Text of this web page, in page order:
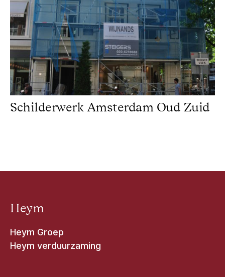
Schilderwerk Amsterdam Oud Zuid
Heym
Heym Groep
Heym verduurzaming